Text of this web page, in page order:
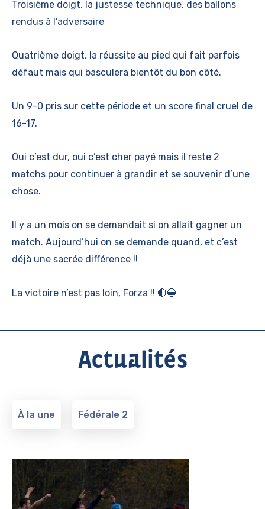
Troisième doigt, la justesse technique, des ballons
rendus à l’adversaire
Quatrième doigt, la réussite au pied qui fait parfois
défaut mais qui basculera bientôt du bon côté.
Un 9-0 pris sur cette période et un score final cruel de
16-17.
Oui c’est dur, oui c’est cher payé mais il reste 2
matchs pour continuer à grandir et se souvenir d’une
chose.
Il y a un mois on se demandait si on allait gagner un
match. Aujourd’hui on se demande quand, et c’est
déjà une sacrée différence !!
La victoire n’est pas loin, Forza !! 🔴🔵
Actualités
À la une Fédérale 2